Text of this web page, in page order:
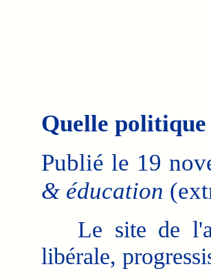
Quelle
Publié le 19
& éducation
Le site de
libérale,